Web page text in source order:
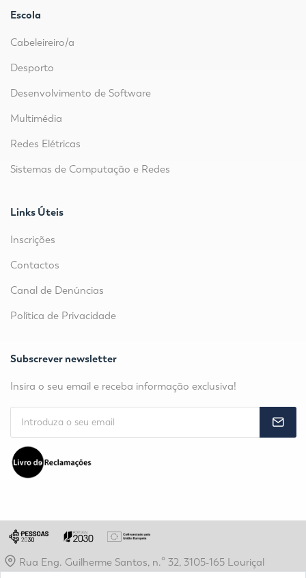
Escola
Cabeleireiro/a
Desporto
Desenvolvimento de Software
Multimédia
Redes Elétricas
Sistemas de Computação e Redes
Links Úteis
Inscrições
Contactos
Canal de Denúncias
Política de Privacidade
Subscrever newsletter
Insira o seu email e receba informação exclusiva!
Rua Eng. Guilherme Santos, n.º 32, 3105-165 Louriçal